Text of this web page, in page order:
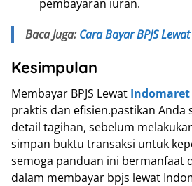
pembayaran iuran.
Baca Juga:Cara Bayar BPJS
Kesimpulan
Membayar BPJS Lewat Indomaret
praktis dan efisien.pastikan Anda
detail tagihan, sebelum
simpan buktu transaksi untuk
semoga panduan ini bermanfaat
dalam membayar bpjs lewat